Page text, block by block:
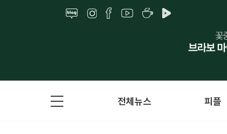
전체뉴스 피플